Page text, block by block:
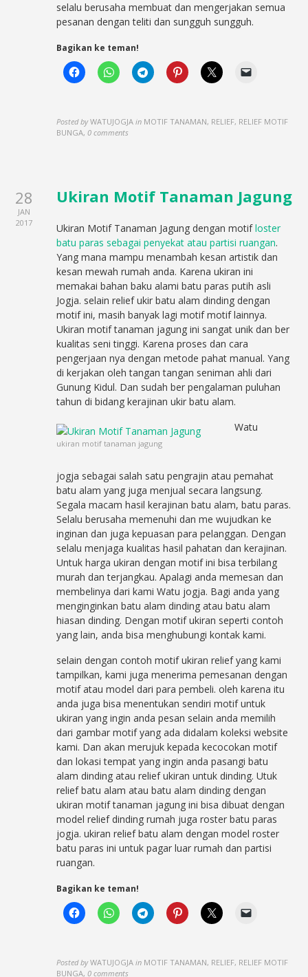
selalu berusaha membuat dan mengerjakan semua
pesanan dengan teliti dan sungguh sungguh.
Bagikan ke teman!
Posted by WATUJOGJA in MOTIF TANAMAN, RELIEF, RELIEF MOTIF
BUNGA,0 comments
28
JAN
2017
Ukiran Motif Tanaman Jagung
Ukiran Motif Tanaman Jagung dengan motifloster
batu paras sebagai penyekat atau partisi ruangan.
Yang mana mampu menambah kesan artistik dan
kesan mewah rumah anda. Karena ukiran ini
memakai bahan baku alami batu paras putih asli
Jogja. selain relief ukir batu alam dinding dengan
motif ini, masih banyak lagi motif motif lainnya.
Ukiran motif tanaman jagung ini sangat unik dan ber
kualitas seni tinggi. Karena proses dan cara
pengerjaan nya dengan metode pahat manual. Yang
di kerjakan oleh tangan tangan seniman ahli dari
Gunung Kidul. Dan sudah ber pengalaman puluhan
tahun di bidang kerajinan ukir batu alam.
ukiran motif tanaman jagung
Watu
jogja sebagai salah satu pengrajin atau pemahat
batu alam yang juga menjual secara langsung.
Segala macam hasil kerajinan batu alam, batu paras.
Selalu berusaha memenuhi dan me wujudkan ke
inginan dan juga kepuasan para pelanggan. Dengan
selalu menjaga kualitas hasil pahatan dan kerajinan.
Untuk harga ukiran dengan motif ini bisa terbilang
murah dan terjangkau. Apalagi anda memesan dan
membelinya dari kami Watu jogja. Bagi anda yang
menginginkan batu alam dinding atau batu alam
hiasan dinding. Dengan motif ukiran seperti contoh
yang lain, anda bisa menghubungi kontak kami.
selain dengan contoh motif ukiran relief yang kami
tampilkan, kami juga menerima pemesanan dengan
motif atau model dari para pembeli. oleh karena itu
anda juga bisa menentukan sendiri motif untuk
ukiran yang ingin anda pesan selain anda memilih
dari gambar motif yang ada didalam koleksi website
kami. Dan akan merujuk kepada kecocokan motif
dan lokasi tempat yang ingin anda pasangi batu
alam dinding atau relief ukiran untuk dinding. Utuk
relief batu alam atau batu alam dinding dengan
ukiran motif tanaman jagung ini bisa dibuat dengan
model relief dinding rumah juga roster batu paras
jogja. ukiran relief batu alam dengan model roster
batu paras ini untuk pagar luar rumah dan partisi
ruangan.
Bagikan ke teman!
Posted by WATUJOGJA in MOTIF TANAMAN, RELIEF, RELIEF MOTIF
BUNGA,0 comments